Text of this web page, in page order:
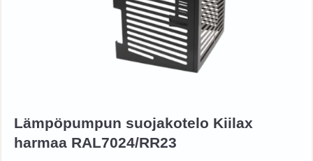
Lämpöpumpun suojakotelo Kiilax
harmaa RAL7024/RR23